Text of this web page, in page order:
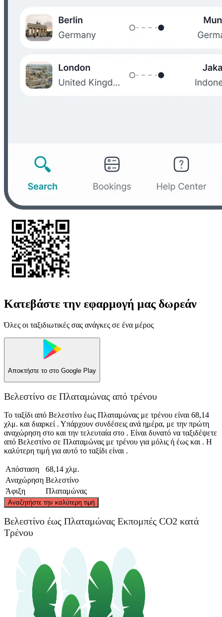
Κατεβάστε την εφαρμογή μας δωρεάν
Όλες οι ταξιδιωτικές σας ανάγκες σε ένα μέρος
Αποκτήστε το στο Google Play
Βελεστίνο σε Πλαταμώνας από τρένου
Το ταξίδι από Βελεστίνο έως Πλαταμώνας με τρένου είναι 68,14
χλμ. και διαρκεί . Υπάρχουν συνδέσεις ανά ημέρα, με την πρώτη
αναχώρηση στο και την τελευταία στο . Είναι δυνατό να ταξιδέψετε
από Βελεστίνο σε Πλαταμώνας με τρένου για μόλις ή έως και . Η
καλύτερη τιμή για αυτό το ταξίδι είναι .
Απόσταση
68,14 χλμ.
Αναχώρηση Βελεστίνο
Άφιξη
Πλαταμώνας
Αναζητήστε την καλύτερη τιμή
Velestino
Βελεστίνο έως Πλαταμώνας Εκπομπές CO2 κατά
Τρένου